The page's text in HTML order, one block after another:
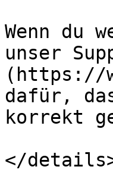
Wenn du
unser
(https://
dafür,
korrekt
</